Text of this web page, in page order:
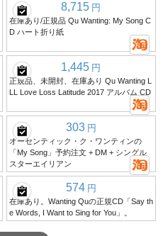
8,715 円
在庫あり/正規品 Qu Wanting: My Song C
D ハート折り紙
1,445 円
正規品、未開封、在庫あり Qu Wanting L
LL Love Loss Latitude 2017 アルバム CD
303 円
オーセンティック・ク・ワンティンの
「My Song」予約注文 + DM + シングル
スターエイリアン
574 円
在庫あり。Wanting Quの正規CD「Say th
e Words, I Want to Sing for You」。